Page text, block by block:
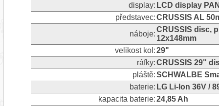
display: LCD display
představec:CRUSSIS AL
náboje:
CRUSSIS disc,
12x148mm
velikost kol:29"
ráfky:CRUSSIS 29"
pláště:SCHWALBE
baterie: LG Li-Ion 36V /
kapacita baterie:24,85 Ah